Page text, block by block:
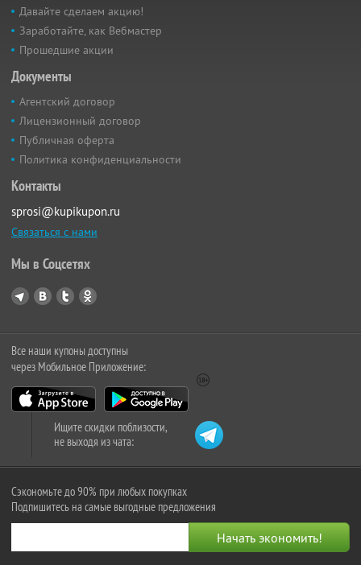
Давайте сделаем акцию!
Заработайте, как Вебмастер
Прошедшие акции
Документы
Агентский договор
Лицензионный договор
Публичная оферта
Политика конфиденциальности
Контакты
sprosi@kupikupon.ru
Связаться с нами
Мы в Соцсетях
Все наши купоны доступны
через Мобильное Приложение:
Ищите скидки поблизости,
не выходя из чата:
Сэкономьте до 90% при любых покупках
Подпишитесь на самые выгодные предложения